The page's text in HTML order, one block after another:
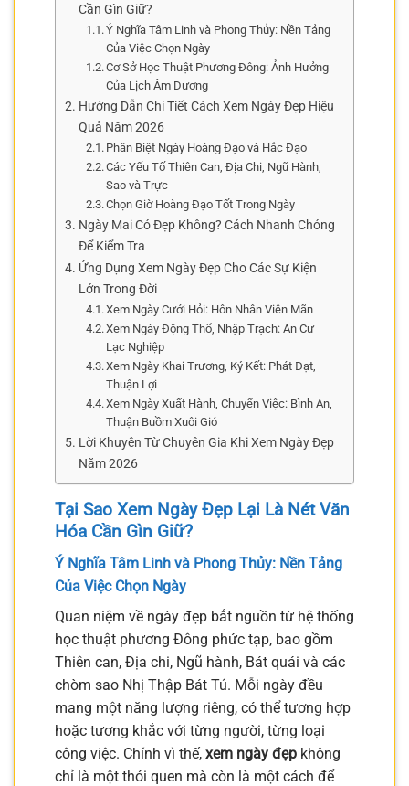
Cần Gìn Giữ?
Ý Nghĩa Tâm Linh và Phong Thủy: Nền Tảng
Của Việc Chọn Ngày
Cơ Sở Học Thuật Phương Đông: Ảnh Hưởng
Của Lịch Âm Dương
Hướng Dẫn Chi Tiết Cách Xem Ngày Đẹp Hiệu
Quả Năm 2026
Phân Biệt Ngày Hoàng Đạo và Hắc Đạo
Các Yếu Tố Thiên Can, Địa Chi, Ngũ Hành,
Sao và Trực
Chọn Giờ Hoàng Đạo Tốt Trong Ngày
Ngày Mai Có Đẹp Không? Cách Nhanh Chóng
Để Kiểm Tra
Ứng Dụng Xem Ngày Đẹp Cho Các Sự Kiện
Lớn Trong Đời
Xem Ngày Cưới Hỏi: Hôn Nhân Viên Mãn
Xem Ngày Động Thổ, Nhập Trạch: An Cư
Lạc Nghiệp
Xem Ngày Khai Trương, Ký Kết: Phát Đạt,
Thuận Lợi
Xem Ngày Xuất Hành, Chuyển Việc: Bình An,
Thuận Buồm Xuôi Gió
Lời Khuyên Từ Chuyên Gia Khi Xem Ngày Đẹp
Năm 2026
Tại Sao Xem Ngày Đẹp Lại Là Nét Văn
Hóa Cần Gìn Giữ?
Ý Nghĩa Tâm Linh và Phong Thủy: Nền Tảng
Của Việc Chọn Ngày
Quan niệm về ngày đẹp bắt nguồn từ hệ thống
học thuật phương Đông phức tạp, bao gồm
Thiên can, Địa chi, Ngũ hành, Bát quái và các
chòm sao Nhị Thập Bát Tú. Mỗi ngày đều
mang một năng lượng riêng, có thể tương hợp
hoặc tương khắc với từng người, từng loại
công việc. Chính vì thế, xem ngày đẹp không
chỉ là một thói quen mà còn là một cách để